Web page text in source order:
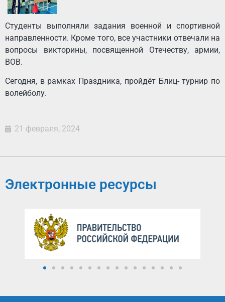
Студенты выполняли задания военной и спортивной
направленности. Кроме того, все участники отвечали на
вопросы викторины, посвященной Отечеству, армии,
ВОВ.
Сегодня, в рамках Праздника, пройдёт Блиц- турнир по
волейболу.
21 февраля, 2024
Электронные ресурсы